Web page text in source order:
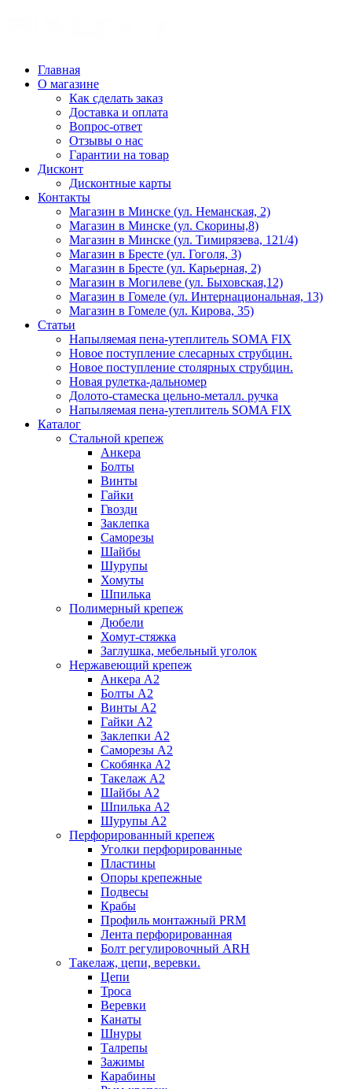
Главная
О магазине
Как сделать заказ
Доставка и оплата
Вопрос-ответ
Отзывы о нас
Гарантии на товар
Дисконт
Дисконтные карты
Контакты
Магазин в Минске (ул. Неманская, 2)
Магазин в Минске (ул. Скорины,8)
Магазин в Минске (ул. Тимирязева, 121/4)
Магазин в Бресте (ул. Гоголя, 3)
Магазин в Бресте (ул. Карьерная, 2)
Магазин в Могилеве (ул. Быховская,12)
Магазин в Гомеле (ул. Интернациональная, 13)
Магазин в Гомеле (ул. Кирова, 35)
Статьи
Напыляемая пена-утеплитель SOMA FIX
Новое поступление слесарных струбцин.
Новое поступление столярных струбцин.
Новая рулетка-дальномер
Долото-стамеска цельно-металл. ручка
Напыляемая пена-утеплитель SOMA FIX
Каталог
Стальной крепеж
Анкера
Болты
Винты
Гайки
Гвозди
Заклепка
Саморезы
Шайбы
Шурупы
Хомуты
Шпилька
Полимерный крепеж
Дюбели
Хомут-стяжка
Заглушка, мебельный уголок
Нержавеющий крепеж
Анкера А2
Болты А2
Винты А2
Гайки А2
Заклепки А2
Саморезы А2
Скобянка А2
Такелаж А2
Шайбы А2
Шпилька А2
Шурупы А2
Перфорированный крепеж
Уголки перфорированные
Пластины
Опоры крепежные
Подвесы
Крабы
Профиль монтажный PRM
Лента перфорированная
Болт регулировочный ARH
Такелаж, цепи, веревки.
Цепи
Троса
Веревки
Канаты
Шнуры
Талрепы
Зажимы
Карабины